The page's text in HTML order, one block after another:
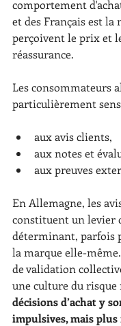
comportement
et des Français est
perçoivent le prix et
réassurance.
Les consommateurs
particulièrement
aux avis clients,
aux notes et
aux preuves
En Allemagne, les
constituent un levier
déterminant, parfois
la marque elle-
de validation
une culture du risque
décisions d’achat y
impulsives, mais plus